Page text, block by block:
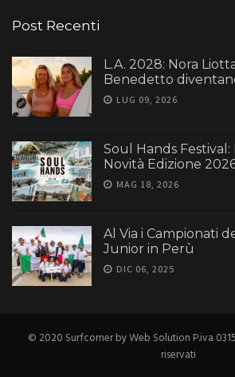
Post Recenti
L.A. 2028: Nora
Benedetto
LUG 09, 2026
Soul Hands
Novità Edizione
MAG 18, 2026
Al Via i Campionati
Junior in Perù
DIC 06, 2025
© 2020 Surfcorner by Web Solution P.iva
riservati